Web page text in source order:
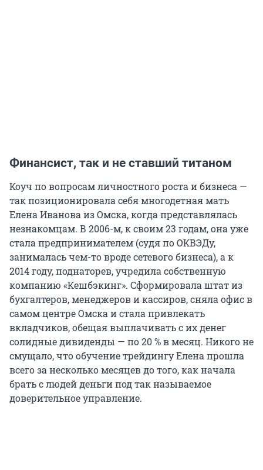
Финансист, так и не ставший титаном
Коуч по вопросам личностного роста и бизнеса —
так позиционировала себя многодетная мать
Елена Иванова из Омска, когда представлялась
незнакомцам. В 2006-м, к своим 23 годам, она уже
стала предпринимателем (судя по ОКВЭДу,
занималась чем-то вроде сетевого бизнеса), а к
2014 году, поднаторев, учредила собственную
компанию «Кешбэкинг». Сформировала штат из
бухгалтеров, менеджеров и кассиров, сняла офис в
самом центре Омска и стала привлекать
вкладчиков, обещая выплачивать с их денег
солидные дивиденды — по 20 % в месяц. Никого не
смущало, что обучение трейдингу Елена прошла
всего за несколько месяцев до того, как начала
брать с людей деньги под так называемое
доверительное управление.